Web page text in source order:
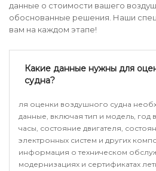
данные о стоимости вашего
обоснованные решения. Наши
вам на каждом этапе!
Какие данные нужны для
судна?
ля оценки воздушного судна
данные, включая тип и модель, год
часы, состояние двигателя,
электронных систем и других
информация о техническом
модернизациях и сертификатах